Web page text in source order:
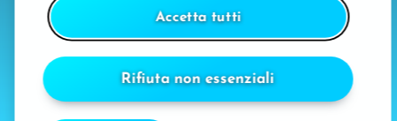
Accetta tutti
Rifiuta non essenziali
Termini e condizioni di utilizzo